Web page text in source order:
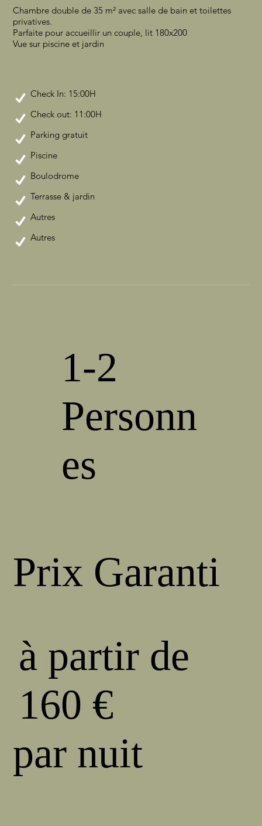
Check In: 15:00H
Chambre double de 35 m² avec salle de bain et toilettes
privatives.
Parfaite pour accueillir un couple, lit 180x200
Vue sur piscine et jardin
Check out: 11:00H
Parking gratuit
Terrasse & jardin
Boulodrome
Autres
Piscine
Autres
1-2
Personn
es
Prix Garanti
par nuit
à partir de
160 €